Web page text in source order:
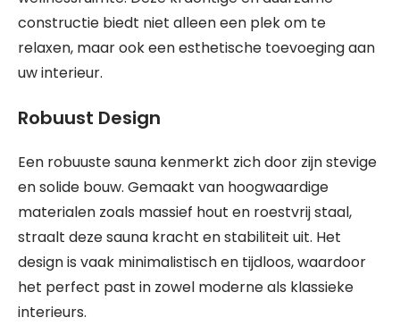
constructie biedt niet alleen een plek om te
relaxen, maar ook een esthetische toevoeging aan
uw interieur.
Robuust Design
Een robuuste sauna kenmerkt zich door zijn stevige
en solide bouw. Gemaakt van hoogwaardige
materialen zoals massief hout en roestvrij staal,
straalt deze sauna kracht en stabiliteit uit. Het
design is vaak minimalistisch en tijdloos, waardoor
het perfect past in zowel moderne als klassieke
interieurs.